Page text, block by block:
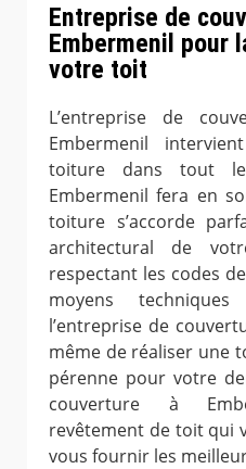
Entreprise de
Embermenil pour
votre toit
L’entreprise de
Embermenil
toiture dans tout
Embermenil fera en
toiture s’accorde
architectural de
respectant les codes
moyens
l’entreprise de
même de réaliser une
pérenne pour votre
couverture à
revêtement de toit qui
vous fournir les